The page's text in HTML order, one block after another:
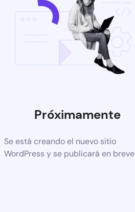
Próximamente
Se está creando el nuevo sitio
WordPress y se publicará en breve